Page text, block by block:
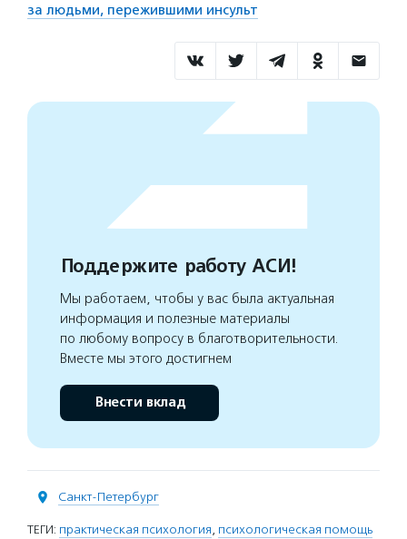
за людьми, пережившими инсульт
Поддержите работу АСИ!
Мы работаем, чтобы у вас была актуальная
информация и полезные материалы
по любому вопросу в благотворительности.
Вместе мы этого достигнем
Внести вклад
Санкт-Петербург
ТЕГИ: практическая психология, психологическая помощь